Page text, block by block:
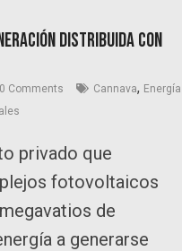
distribuida con
0 Comments Cannava, Energía
privado que
fotovoltaicos
de
a generarse